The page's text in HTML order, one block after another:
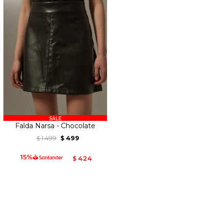
Falda Narsa - Chocolate
$ 1.499 $ 499
$ 424